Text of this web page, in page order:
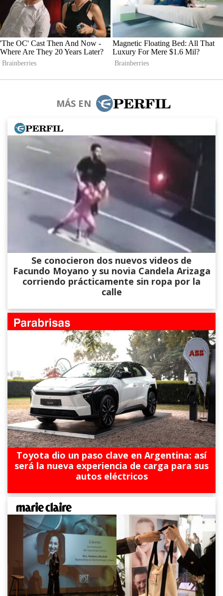
MÁS EN
Se conocieron dos nuevos videos de
Facundo Moyano y su novia Candela Arizaga
corriendo prácticamente sin ropa por la
calle
Toyota dio un paso clave en Argentina: así
será la nueva experiencia de carga para sus
autos eléctricos